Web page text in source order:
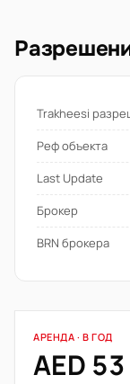
Trakheesi
Реф объекта
Last Update
Брокер
BRN брокера
АРЕНДА · В ГОД
AED